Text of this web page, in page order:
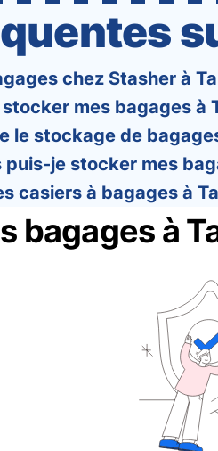
chez Stasher à
mes bagages à
le stockage de
je stocker mes
casiers à bagages à
bagages à